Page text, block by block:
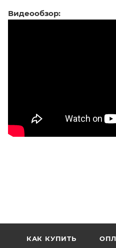
Видеообзор:
КАК КУПИТЬ